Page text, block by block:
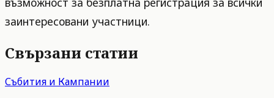
заинтересовани участници.
Свързани статии
Събития и Кампании